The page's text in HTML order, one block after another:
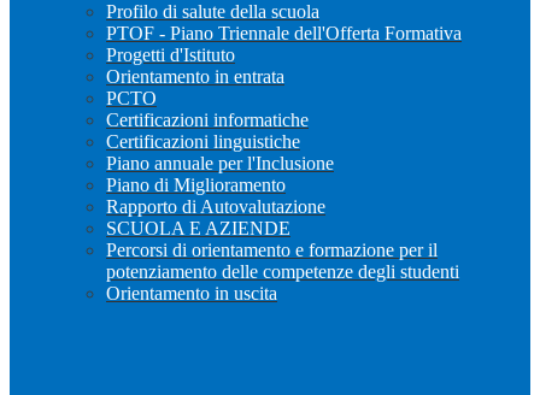
Profilo di salute della scuola
PTOF - Piano Triennale dell'Offerta Formativa
Progetti d'Istituto
Orientamento in entrata
PCTO
Certificazioni informatiche
Certificazioni linguistiche
Piano annuale per l'Inclusione
Piano di Miglioramento
Rapporto di Autovalutazione
SCUOLA E AZIENDE
Percorsi di orientamento e formazione per il
potenziamento delle competenze degli studenti
Orientamento in uscita